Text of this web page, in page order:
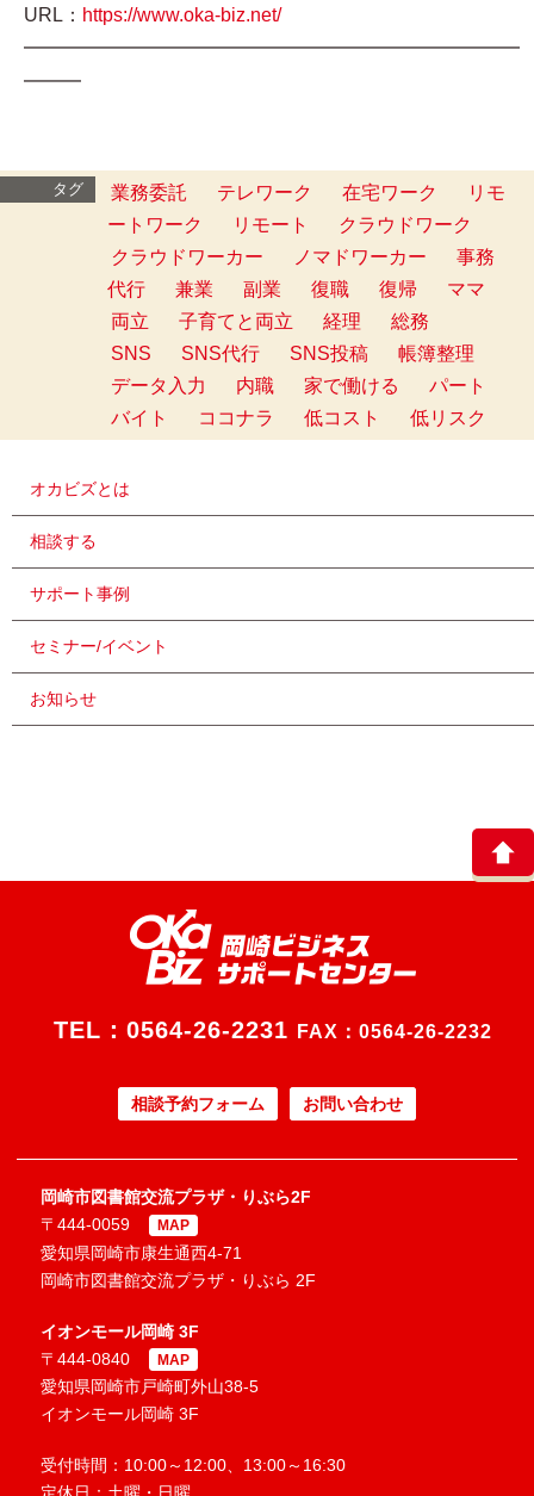
URL： https://www.oka-biz.net/
━━━━━━━━━━━━━━━━━━━━━━━━━━
━━━
タグ 業務委託 テレワーク 在宅ワーク
リモ
ートワーク
リモート
クラウドワーク
クラウドワーカー
ノマドワーカー
事務
代行
兼業 副業 復職 復帰
ママ
両立
子育てと両立 経理
総務
SNS
SNS代行 SNS投稿
帳簿整理
データ入力
内職 家で働ける
パート
バイト
ココナラ 低コスト 低リスク
オカビズとは
相談する
サポート事例
セミナー/イベント
お知らせ
TEL： 0564-26-2231 FAX：0564-26-2232
相談予約フォーム お問い合わせ
岡崎市図書館交流プラザ・りぶら2F
〒444-0059
MAP
愛知県岡崎市康生通西4-71
岡崎市図書館交流プラザ・りぶら 2F
イオンモール岡崎 3F
〒444-0840
MAP
愛知県岡崎市戸崎町外山38-5
イオンモール岡崎 3F
受付時間：10:00～12:00、13:00～16:30